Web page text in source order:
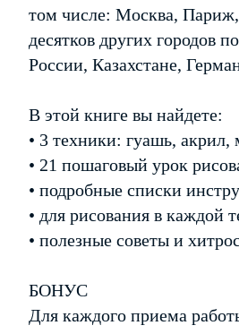
том числе: Москва,
десятков других городов
России, Казахстане,
В этой книге вы найдете:
• 3 техники: гуашь, акрил,
• 21 пошаговый урок
• подробные списки
• для рисования в каждой
• полезные советы и
БОНУС
Для каждого приема